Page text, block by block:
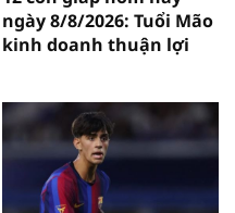
ngày 8/8/2026: Tuổi Mão
kinh doanh thuận lợi